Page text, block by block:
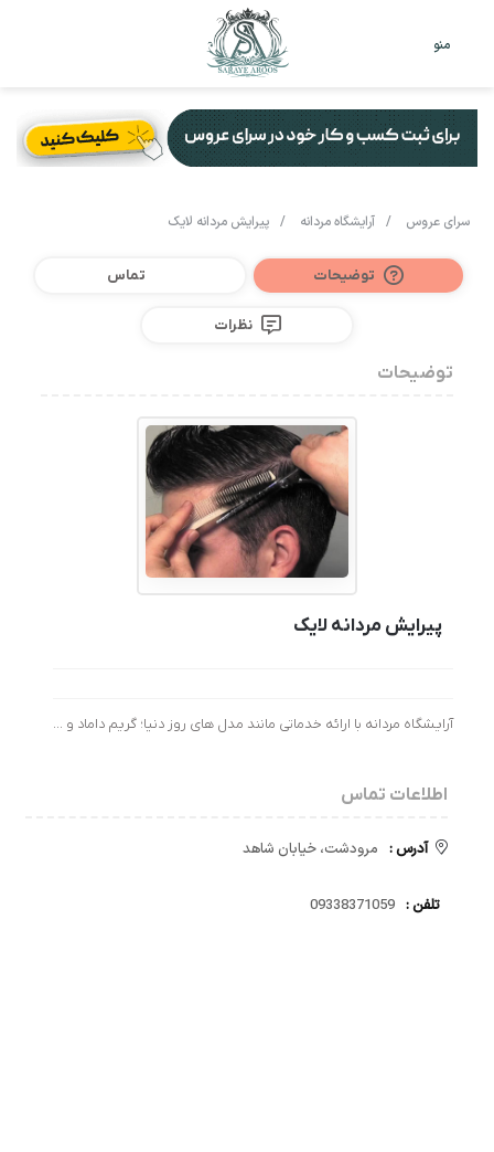
منو
سرای عروس / آرایشگاه مردانه / پیرایش مردانه لایک
توضیحات تماس
نظرات
توضیحات
پیرایش مردانه لایک
آرایشگاه مردانه با ارائه خدماتی مانند مدل های روز دنیا؛ گریم داماد و …
اطلاعات تماس
آدرس : مرودشت، خیابان شاهد
تلفن : 09338371059